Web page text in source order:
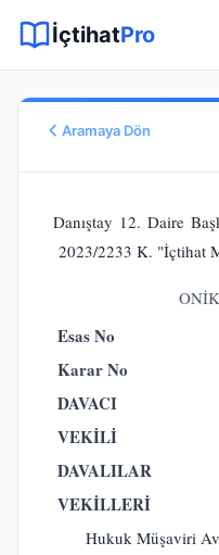
İçtihatPro
Aramaya Dön
Karar No
2023/2233
Karar Sonucu
REDDİNE
Hukuk Alanı
Danıştay 12.
2023/2233 K. "İçtihat
Esas No
Karar No
DAVACI
VEKİLİ
DAVALILAR
VEKİLLERİ
Hukuk Müşaviri